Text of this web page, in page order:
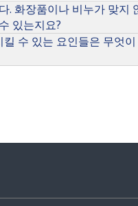
. 화장품이나 비누가 맞지
있는지요?
수 있는 요인들은 무엇